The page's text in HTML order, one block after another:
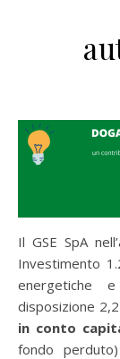
Il GSE SpA
Investimento
energetiche
disposizione
in conto
fondo